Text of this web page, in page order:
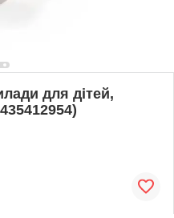
для дітей,